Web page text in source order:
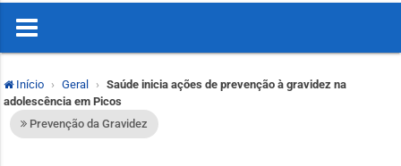
Início Geral
Saúde inicia ações de prevenção à gravidez na
adolescência em Picos
Prevenção da Gravidez